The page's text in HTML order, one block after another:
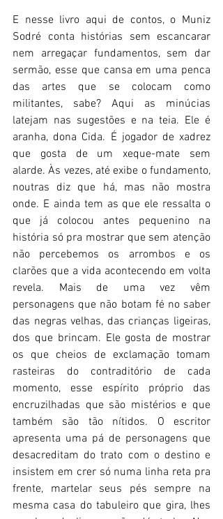
E nesse livro aqui de contos, o Muniz
Sodré conta histórias sem escancarar
nem arregaçar fundamentos, sem dar
sermão, esse que cansa em uma penca
das artes que se colocam como
militantes, sabe? Aqui as minúcias
latejam nas sugestões e na teia. Ele é
aranha, dona Cida. É jogador de xadrez
que gosta de um xeque-mate sem
alarde. Às vezes, até exibe o fundamento,
noutras diz que há, mas não mostra
onde. E ainda tem as que ele ressalta o
que já colocou antes pequenino na
história só pra mostrar que sem atenção
não percebemos os arrombos e os
clarões que a vida acontecendo em volta
revela. Mais de uma vez vêm
personagens que não botam fé no saber
das negras velhas, das crianças ligeiras,
dos que brincam. Ele gosta de mostrar
os que cheios de exclamação tomam
rasteiras do contraditório de cada
momento, esse espírito próprio das
encruzilhadas que são mistérios e que
também são tão nítidos. O escritor
apresenta uma pá de personagens que
desacreditam do trato com o destino e
insistem em crer só numa linha reta pra
frente, martelar seus pés sempre na
mesma casa do tabuleiro que gira, lhes